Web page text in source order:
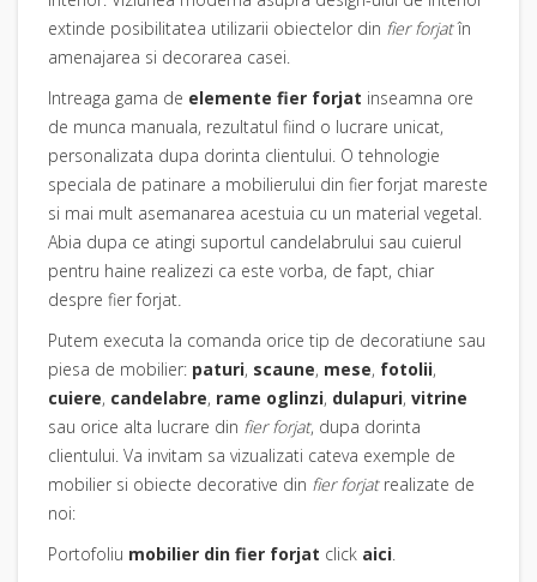
extinde posibilitatea utilizarii obiectelor din fier forjatîn
amenajarea si decorarea casei.
Intreaga gama de elemente fier forjat inseamna ore
de munca manuala, rezultatul fiind o lucrare unicat,
personalizata dupa dorinta clientului. O tehnologie
speciala de patinare a mobilierului din fier forjat mareste
si mai mult asemanarea acestuia cu un material vegetal.
Abia dupa ce atingi suportul candelabrului sau cuierul
pentru haine realizezi ca este vorba, de fapt, chiar
despre fier forjat.
Putem executa la comanda orice tip de decoratiune sau
piesa de mobilier: paturi, scaune, mese, fotolii,
cuiere, candelabre, rame oglinzi, dulapuri, vitrine
sau orice alta lucrare din fier forjat, dupa dorinta
clientului. Va invitam sa vizualizati cateva exemple de
mobilier si obiecte decorative din fier forjatrealizate de
noi:
Portofoliu mobilier din fier forjat click aici.